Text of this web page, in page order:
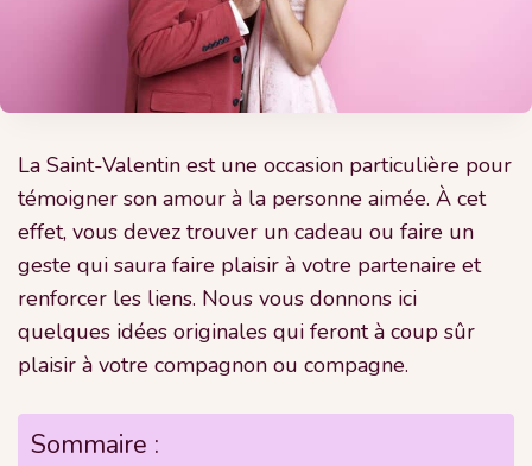
La Saint-Valentin est une occasion particulière pour
témoigner son amour à la personne aimée. À cet
effet, vous devez trouver un cadeau ou faire un
geste qui saura faire plaisir à votre partenaire et
renforcer les liens. Nous vous donnons ici
quelques idées originales qui feront à coup sûr
plaisir à votre compagnon ou compagne.
Sommaire :